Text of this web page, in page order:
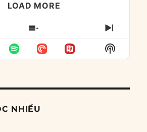
LOAD MORE
SHOW
EPISODES
LIST
NEXT
Show
Podcast
NHIỀU